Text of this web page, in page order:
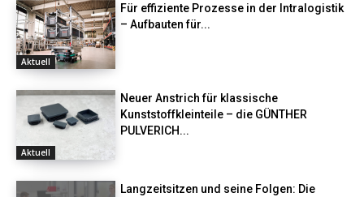
Aktuell
Für effiziente Prozesse in der Intralogistik
– Aufbauten für...
Aktuell
Neuer Anstrich für klassische
Kunststoffkleinteile – die GÜNTHER
PULVERICH...
Langzeitsitzen und seine Folgen: Die